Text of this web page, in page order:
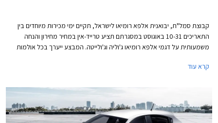
קבוצת סמל"ת, יבואנית אלפא רומיאו לישראל, תקיים ימי מכירות מיוחדים בין
התאריכים 10-31 באוגוסט במסגרתם תציע טרייד-אין במחיר מחירון והנחה
משמעותית על דגמי אלפא רומיאו ג'וליה וג'ולייטה. המבצע ייערך בכל אולמות
קרא עוד